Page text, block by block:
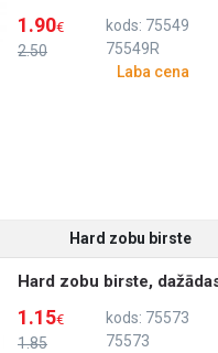
2.50
1.90€
kods: 75549
75549R
Laba cena
Hard zobu birste
Hard zobu birste,
1.85
1.15€
kods: 75573
75573